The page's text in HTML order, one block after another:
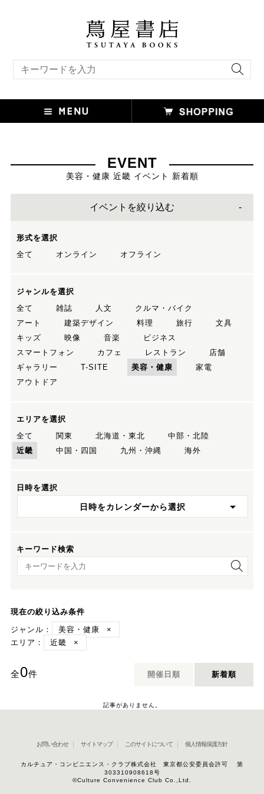
EVENT
美容・健康 近畿 イベント 新着順
イベントを絞り込む
形式を選択
全て
オンライン オフライン
ジャンルを選択
全て
雑誌 人文
クルマ・バイク
アート
建築デザイン 料理 旅行
文具
キッズ
映像 音楽
ビジネス
スマートフォン
カフェ レストラン
店舗
ギャラリー
T-SITE 美容・健康
家電
アウトドア
エリアを選択
全て
関東 北海道・東北
中部・北陸
近畿
中国・四国 九州・沖縄 海外
日時を選択
日時をカレンダーから選択
キーワード検索
キーワード検索
現在の絞り込み条件
ジャンル：
美容・健康
×
エリア：
近畿 ×
全0件 開催日順 新着順
記事がありません。
お問い合わせ サイトマップ このサイトについて 個人情報保護方針
カルチュア・コンビニエンス・クラブ株式会社 東京都公安委員会許可 第
303310908618号
©Culture Convenience Club Co.,Ltd.